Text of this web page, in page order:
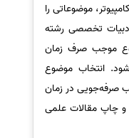
موضوعاتی را
تخصصی رشته
موجب صرف زمان
انتخاب موضوع
صرفه‌جویی در زمان
و چاپ مقالات علمی